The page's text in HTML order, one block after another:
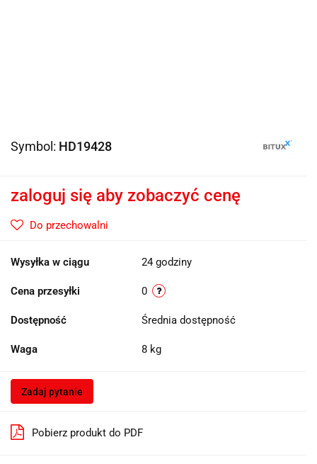
Symbol: HD19428
zaloguj się aby zobaczyć cenę
Do przechowalni
Wysyłka w ciągu 24 godziny
Cena przesyłki 0
Dostępność Średnia dostępność
Waga 8 kg
Zadaj pytanie
Pobierz produkt do PDF